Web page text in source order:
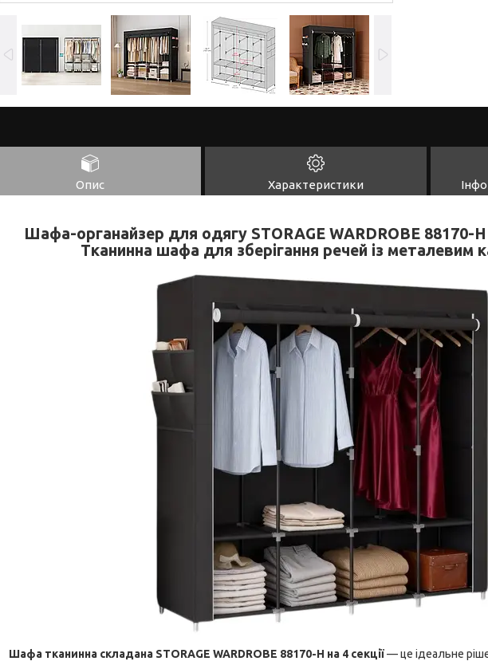
Опис Характеристики
Шафа-органайзер для одягу STORAGE WARDROBE 88170-
Тканинна шафа для зберігання речей із металевим
Шафа тканинна складана STORAGE WARDROBE 88170-H на 4 секції— це ідеальне